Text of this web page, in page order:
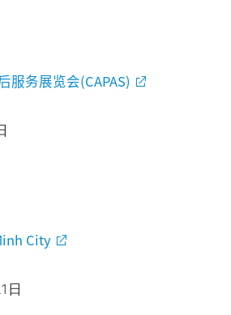
服务展览会(CAPAS)
City
日